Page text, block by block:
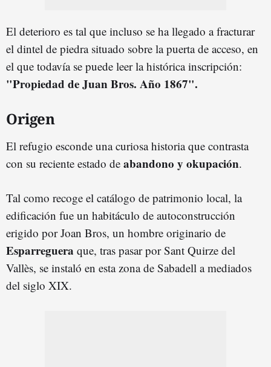
El deterioro es tal que incluso se ha llegado a fracturar
el dintel de piedra situado sobre la puerta de acceso, en
el que todavía se puede leer la histórica inscripción:
"Propiedad de Juan Bros. Año 1867".
Origen
El refugio esconde una curiosa historia que contrasta
con su reciente estado de abandono y okupación.
Tal como recoge el catálogo de patrimonio local, la
edificación fue un habitáculo de autoconstrucción
erigido por Joan Bros, un hombre originario de
Esparreguera que, tras pasar por Sant Quirze del
Vallès, se instaló en esta zona de Sabadell a mediados
del siglo XIX.